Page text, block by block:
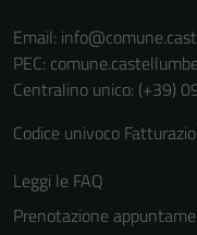
Email:
PEC:
Centralino unico: (+39)
Codice univoco
Leggi le FAQ
Prenotazione